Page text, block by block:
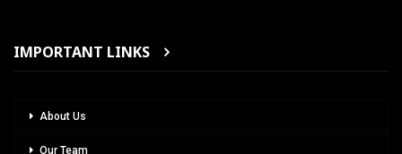
IMPORTANT LINKS
About Us
Our Team